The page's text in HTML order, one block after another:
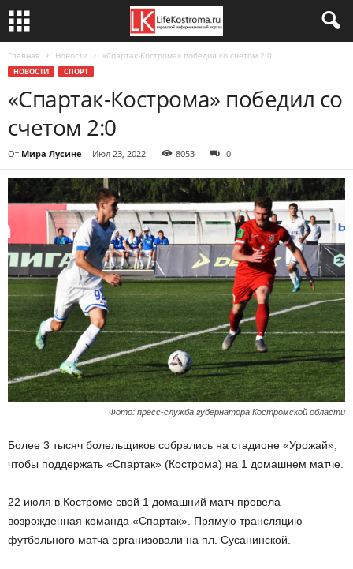
Главная Новости «Спартак-Кострома» победил со счетом 2:0
НОВОСТИ СПОРТ
«Спартак-Кострома» победил со
счетом 2:0
От Мира Лусине - Июл 23, 2022 8053 0
Фото: пресс-служба губернатора Костромской области
Более 3 тысяч болельщиков собрались на стадионе «Урожай»,
чтобы поддержать «Спартак» (Кострома) на 1 домашнем матче.
22 июля в Костроме свой 1 домашний матч провела
возрожденная команда «Спартак». Прямую трансляцию
футбольного матча организовали на пл. Сусанинской.